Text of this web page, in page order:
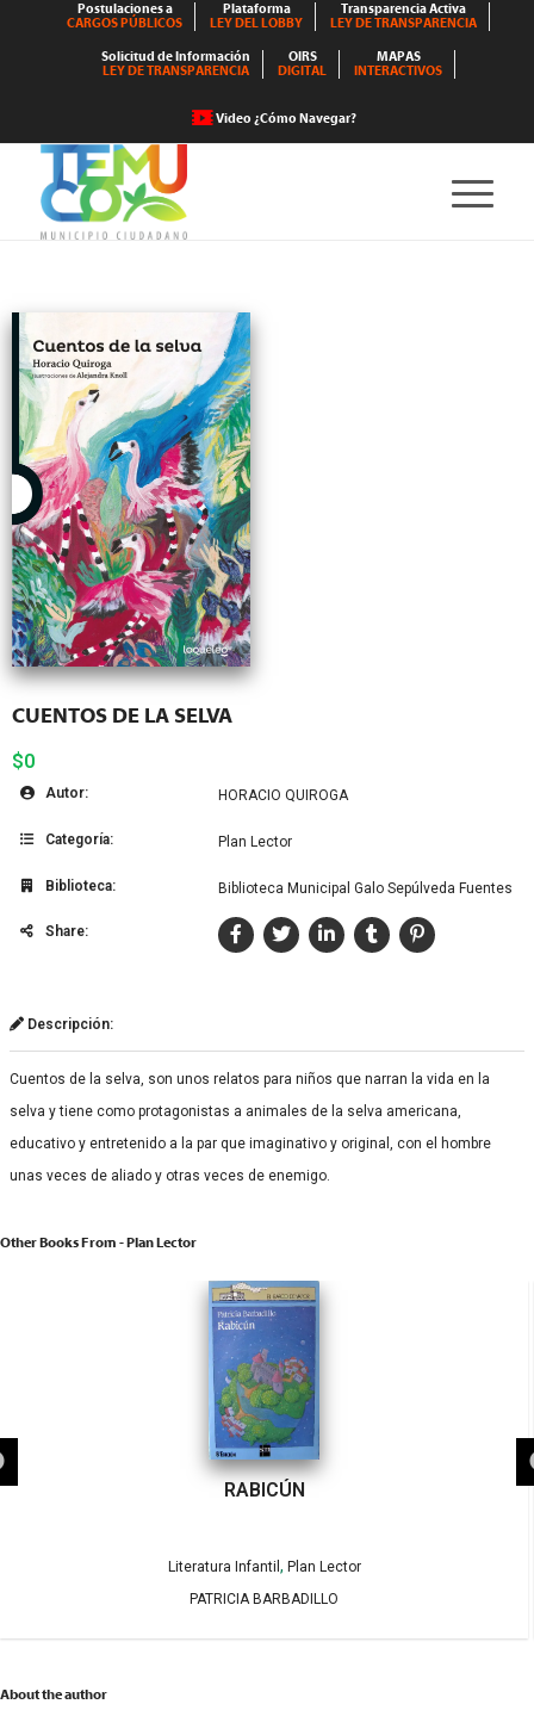
Postulaciones a
CARGOS PÚBLICOS
Plataforma
LEY DEL LOBBY
Transparencia Activa
LEY DE TRANSPARENCIA
Solicitud de Información
LEY DE TRANSPARENCIA
OIRS
DIGITAL
MAPAS
INTERACTIVOS
Video ¿Cómo Navegar?
CUENTOS DE LA SELVA
$0
Autor: HORACIO QUIROGA
Categoría: Plan Lector
Biblioteca: Biblioteca Municipal Galo Sepúlveda Fuentes
Share:
Descripción:
Cuentos de la selva, son unos relatos para niños que narran la vida en la
selva y tiene como protagonistas a animales de la selva americana,
educativo y entretenido a la par que imaginativo y original, con el hombre
unas veces de aliado y otras veces de enemigo.
Other Books From - Plan Lector
RABICÚN
Literatura Infantil , Plan Lector
PATRICIA BARBADILLO
About the author